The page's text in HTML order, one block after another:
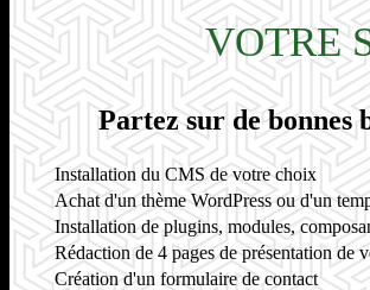
VOTRE
Partez sur de bonnes
Installation du CMS de votre choix
Achat d'un thème WordPress ou d'un
Installation de plugins, modules,
Rédaction de 4 pages de présentation de
Création d'un formulaire de contact